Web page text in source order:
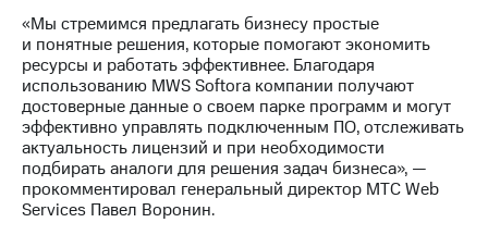
приобретения
Порядок
выкупа
акций
Дивиденды
Рынок
облигаций
Описание
Еврооблигации-2023
«Мы стремимся предлагать бизнесу простые
и понятные решения, которые помогают экономить
ресурсы и работать эффективнее. Благодаря
использованию MWS Softora компании получают
достоверные данные о своем парке программ и могут
эффективно управлять подключенным ПО, отслеживать
актуальность лицензий и при необходимости
подбирать аналоги для решения задач бизнеса», —
прокомментировал генеральный директор МТС Web
Services Павел Воронин.